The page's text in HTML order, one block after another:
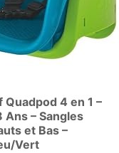
4 en 1 –
Ans – Sangles
et Bas –
Vert